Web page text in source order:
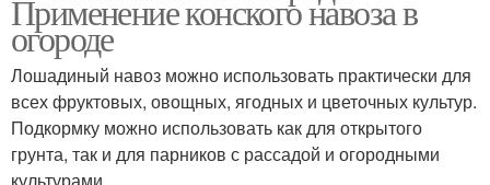
Применение конского навоза в
огороде
Лошадиный навоз можно использовать практически для
всех фруктовых, овощных, ягодных и цветочных культур.
Подкормку можно использовать как для открытого
грунта, так и для парников с рассадой и огородными
культурами.